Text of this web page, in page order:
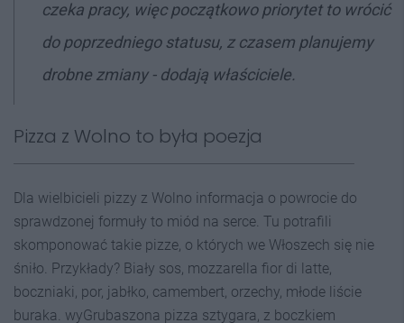
czeka pracy, więc początkowo priorytet to wrócić
do poprzedniego statusu, z czasem planujemy
drobne zmiany - dodają właściciele.
Pizza z Wolno to była poezja
Dla wielbicieli pizzy z Wolno informacja o powrocie do
sprawdzonej formuły to miód na serce. Tu potrafili
skomponować takie pizze, o których we Włoszech się nie
śniło. Przykłady? Biały sos, mozzarella fior di latte,
boczniaki, por, jabłko, camembert, orzechy, młode liście
buraka. wyGrubaszona pizza sztygara, z boczkiem